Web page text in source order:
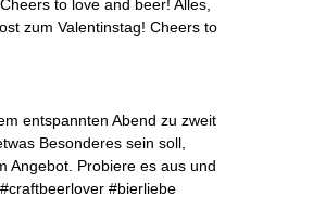
to love and beer! Alles,
zum Valentinstag! Cheers to
entspannten Abend zu zweit
Besonderes sein soll,
Angebot. Probiere es aus und
#bierliebe